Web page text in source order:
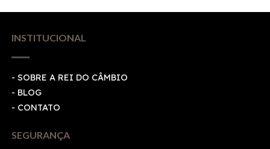
INSTITUCIONAL
- SOBRE A REI DO CÂMBIO
- BLOG
- CONTATO
SEGURANÇA